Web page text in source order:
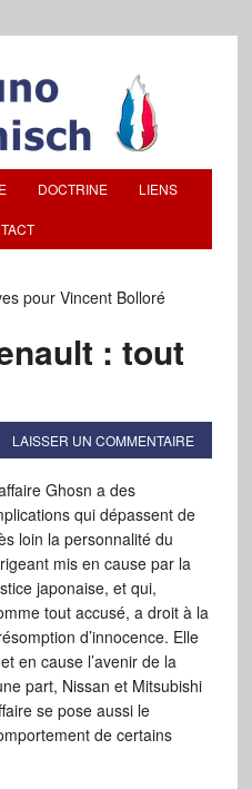
DOCTRINE LIENS
pour Vincent Bolloré
: tout
LAISSER UN COMMENTAIRE
Ghosn a des
qui dépassent de
loin la personnalité du
mis en cause par la
japonaise, et qui,
tout accusé, a droit à la
d’innocence. Elle
en cause l’avenir de la
part, Nissan et Mitsubishi
se pose aussi le
de certains